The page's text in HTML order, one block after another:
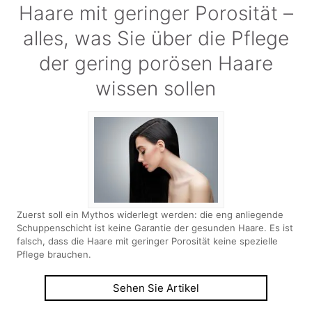
Haare mit geringer Porosität –
alles, was Sie über die Pflege
der gering porösen Haare
wissen sollen
Zuerst soll ein Mythos widerlegt werden: die eng anliegende
Schuppenschicht ist keine Garantie der gesunden Haare. Es ist
falsch, dass die Haare mit geringer Porosität keine spezielle
Pflege brauchen.
Sehen Sie Artikel